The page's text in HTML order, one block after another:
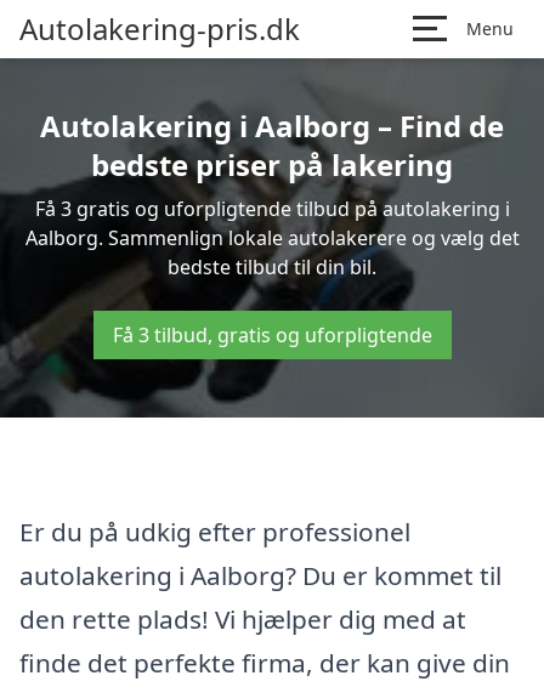
Autolakering-pris.dk Menu
Autolakering i Aalborg – Find de
bedste priser på lakering
Få 3 gratis og uforpligtende tilbud på autolakering i
Aalborg. Sammenlign lokale autolakerere og vælg det
bedste tilbud til din bil.
Få 3 tilbud, gratis og uforpligtende
Er du på udkig efter professionel
autolakering i Aalborg? Du er kommet til
den rette plads! Vi hjælper dig med at
finde det perfekte firma, der kan give din